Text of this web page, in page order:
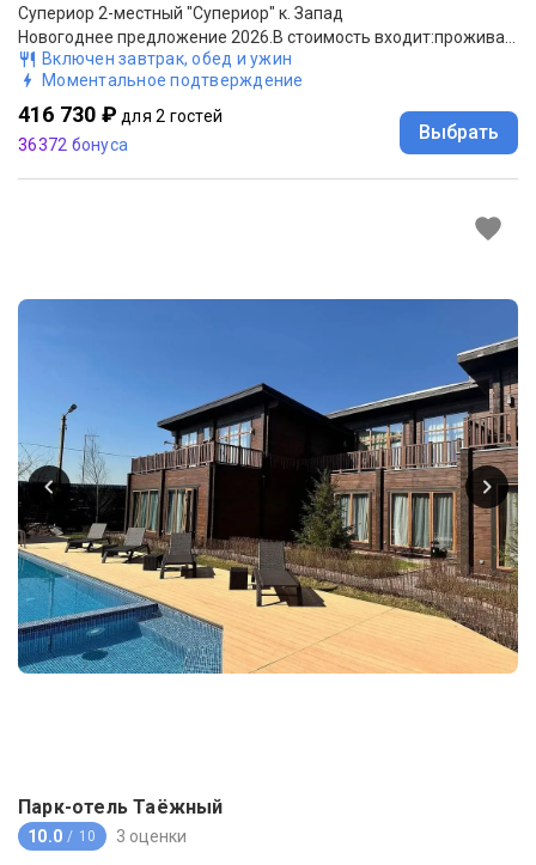
Супериор 2-местный "Супериор" к. Запад
Включен завтрак, обед и ужин
Моментальное подтверждение
416 730 ₽ для 2 гостей
36372 бонуса
Выбрать
Парк-отель Таёжный
10.0 / 10 3 оценки